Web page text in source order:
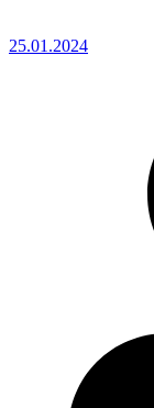
25.01.2024